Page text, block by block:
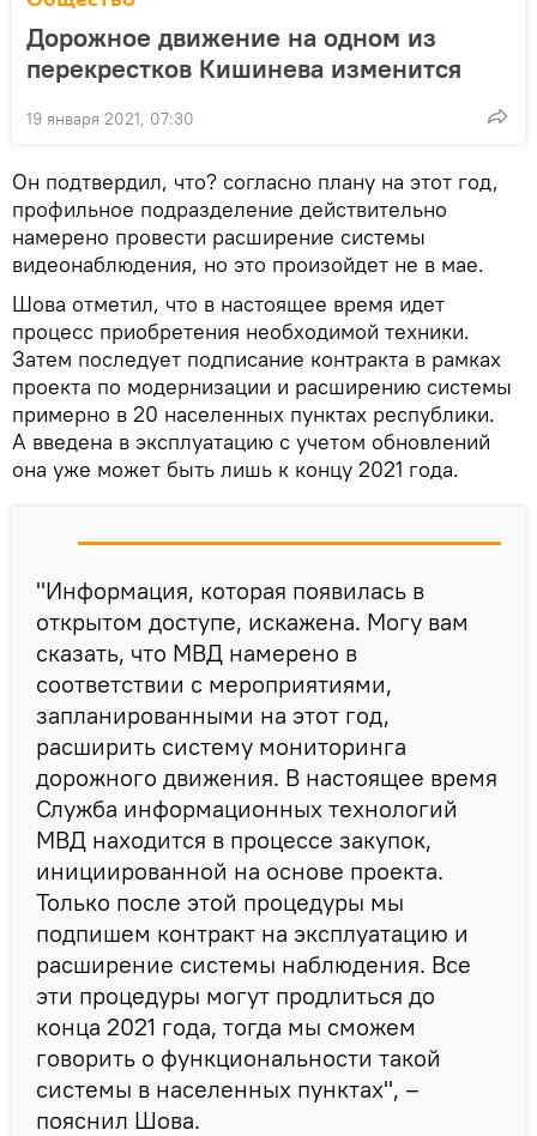
Дорожное движение на одном из
перекрестков Кишинева изменится
19 января 2021, 07:30
Он подтвердил, что? согласно плану на этот год,
профильное подразделение действительно
намерено провести расширение системы
видеонаблюдения, но это произойдет не в мае.
Шова отметил, что в настоящее время идет
процесс приобретения необходимой техники.
Затем последует подписание контракта в рамках
проекта по модернизации и расширению системы
примерно в 20 населенных пунктах республики.
А введена в эксплуатацию с учетом обновлений
она уже может быть лишь к концу 2021 года.
"Информация, которая появилась в
открытом доступе, искажена. Могу вам
сказать, что МВД намерено в
соответствии с мероприятиями,
запланированными на этот год,
расширить систему мониторинга
дорожного движения. В настоящее время
Служба информационных технологий
МВД находится в процессе закупок,
инициированной на основе проекта.
Только после этой процедуры мы
подпишем контракт на эксплуатацию и
расширение системы наблюдения. Все
эти процедуры могут продлиться до
конца 2021 года, тогда мы сможем
говорить о функциональности такой
системы в населенных пунктах", –
пояснил Шова.